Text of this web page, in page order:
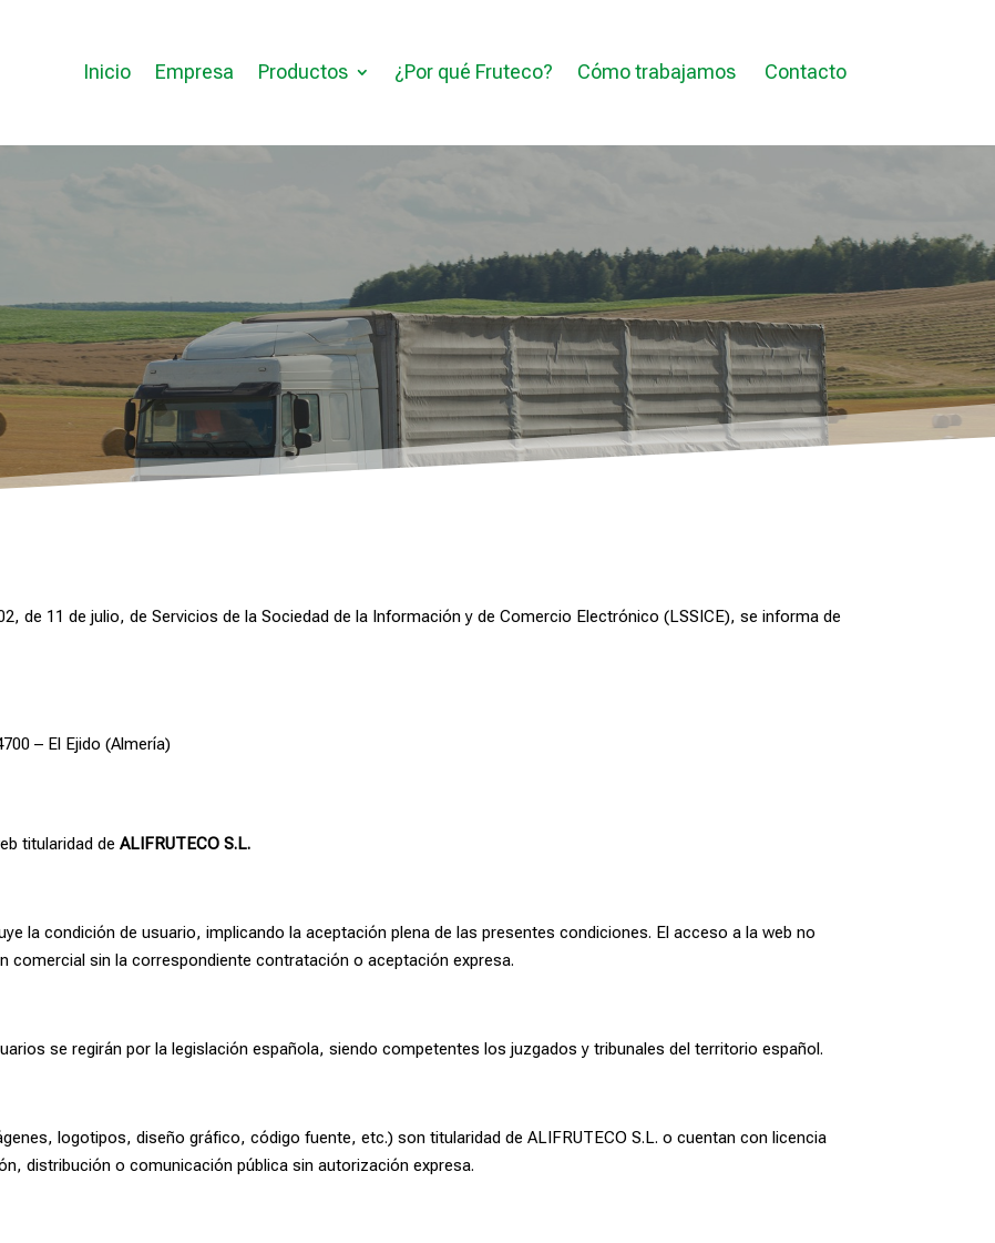
Inicio Empresa Productos ¿Por qué Fruteco? Cómo trabajamos Contacto
de 11 de julio, de Servicios de la Sociedad de la Información y de Comercio Electrónico (LSSICE), se informa de
– El Ejido (Almería)
titularidad deALIFRUTECO S.L.
la condición de usuario, implicando la aceptación plena de las presentes condiciones. El acceso a la web no
comercial sin la correspondiente contratación o aceptación expresa.
se regirán por la legislación española, siendo competentes los juzgados y tribunales del territorio español.
logotipos, diseño gráfico, código fuente, etc.) son titularidad de ALIFRUTECO S.L. o cuentan con licencia
distribución o comunicación pública sin autorización expresa.